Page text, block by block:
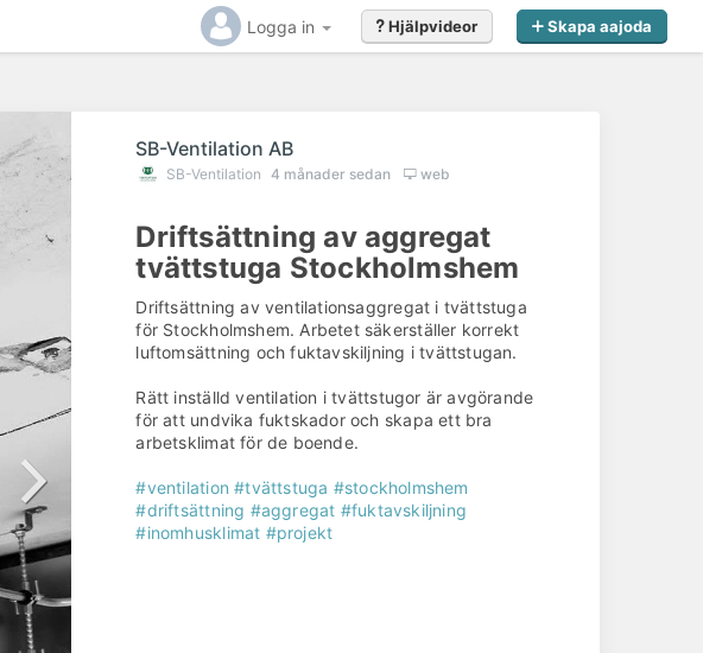
Logga in Skapa aajoda
Hjälpvideor
SB-Ventilation AB
SB-Ventilation 4 månader sedan web
Driftsättning av aggregat
tvättstuga Stockholmshem
Driftsättning av ventilationsaggregat i tvättstuga
för Stockholmshem. Arbetet säkerställer korrekt
luftomsättning och fuktavskiljning i tvättstugan.
Rätt inställd ventilation i tvättstugor är avgörande
för att undvika fuktskador och skapa ett bra
arbetsklimat för de boende.
#ventilation #tvättstuga #stockholmshem
#driftsättning #aggregat #fuktavskiljning
#inomhusklimat #projekt